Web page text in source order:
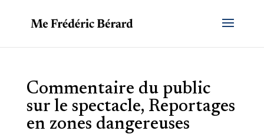
Commentaire du public
sur le spectacle, Reportages
en zones dangereuses